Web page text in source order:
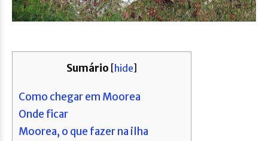
Sumário [hide]
Como chegar em Moorea
Onde ficar
Moorea, o que fazer na ilha